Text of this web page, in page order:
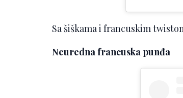
Sa šiškama i francuskim
Neuredna francuska punđa